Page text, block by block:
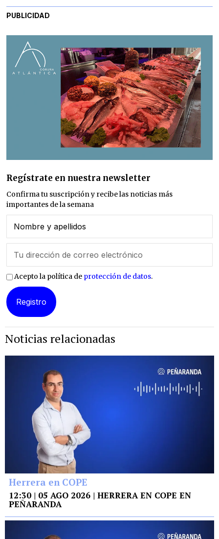
PUBLICIDAD
Regístrate en nuestra newsletter
Confirma tu suscripción y recibe las noticias más
importantes de la semana
Acepto la política de protección de datos.
Noticias relacionadas
Herrera en COPE
12:30 | 05 AGO 2026 | HERRERA EN COPE EN
PEÑARANDA